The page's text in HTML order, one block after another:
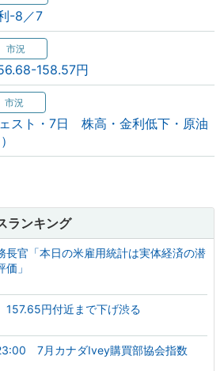
-8／7
158.57円
スト・7日 株高・金利低下・原油
ランキング
長官「本日の米雇用統計は実体経済の潜
」
円付近まで下げ渋る
7月カナダIvey購買部協会指数